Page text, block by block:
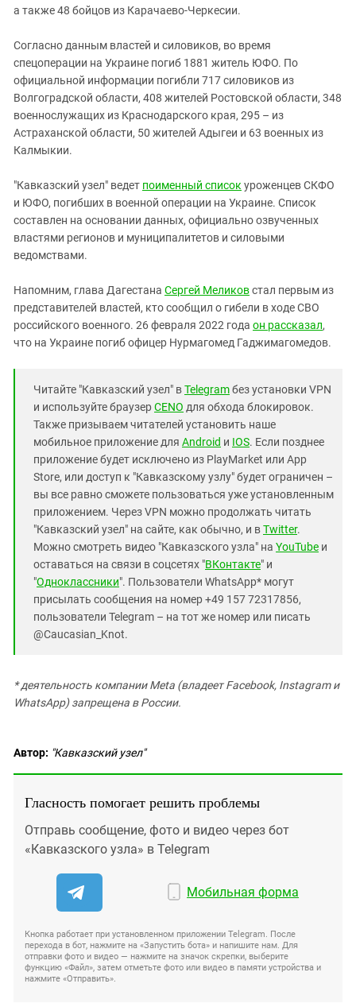
а также 48 бойцов из Карачаево-Черкесии.
Согласно данным властей и силовиков, во время
спецоперации на Украине погиб 1881 житель ЮФО. По
официальной информации погибли 717 силовиков из
Волгоградской области, 408 жителей Ростовской области, 348
военнослужащих из Краснодарского края, 295 – из
Астраханской области, 50 жителей Адыгеи и 63 военных из
Калмыкии.
"Кавказский узел" ведет поименный список уроженцев СКФО
и ЮФО, погибших в военной операции на Украине. Список
составлен на основании данных, официально озвученных
властями регионов и муниципалитетов и силовыми
ведомствами.
Напомним, глава Дагестана Сергей Меликовстал первым из
представителей властей, кто сообщил о гибели в ходе СВО
российского военного. 26 февраля 2022 года он рассказал,
что на Украине погиб офицер Нурмагомед Гаджимагомедов.
Читайте "Кавказский узел" вTelegramбез установки VPN
и используйте браузерCENO для обхода блокировок.
Также призываем читателей установить наше
мобильное приложение для Android и IOS. Если позднее
приложение будет исключено из PlayMarket или App
Store, или доступ к "Кавказскому узлу" будет ограничен –
вы все равно сможете пользоваться уже установленным
приложением. Через VPN можно продолжать читать
"Кавказский узел" на сайте, как обычно, и вTwitter.
Можно смотреть видео "Кавказского узла" на YouTube и
оставаться на связи в соцсетях "ВКонтакте" и
"Одноклассники". Пользователи WhatsApp* могут
присылать сообщения на номер +49 157 72317856,
пользователи Telegram – на тот же номер или писать
@Caucasian_Knot.
* деятельность компании Meta (владеет Facebook, Instagram и
WhatsApp) запрещена в России.
Автор: "Кавказский узел"
Гласность помогает решить проблемы
Отправь сообщение, фото и видео через бот
«Кавказского узла» в Telegram
Мобильная форма
Кнопка работает при установленном приложении Telegram. После
перехода в бот, нажмите на «Запустить бота» и напишите нам. Для
отправки фото и видео — нажмите на значок скрепки, выберите
функцию «Файл», затем отметьте фото или видео в памяти устройства и
нажмите «Отправить».